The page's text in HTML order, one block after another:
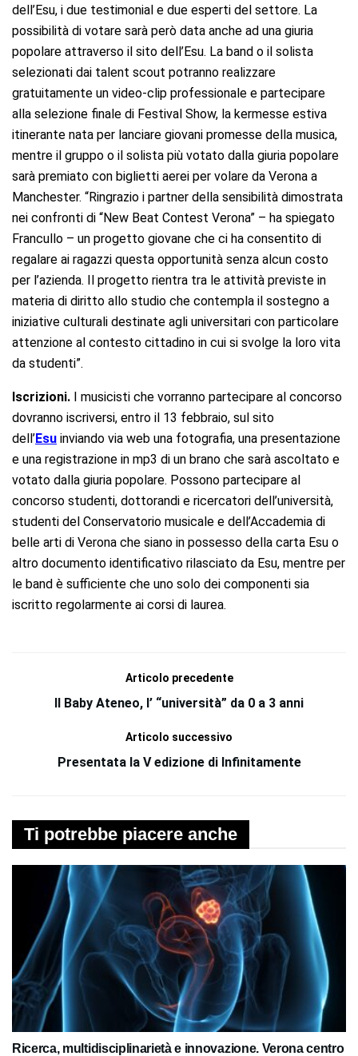
dell’Esu, i due testimonial e due esperti del settore. La
possibilità di votare sarà però data anche ad una giuria
popolare attraverso il sito dell’Esu. La band o il solista
selezionati dai talent scout potranno realizzare
gratuitamente un video-clip professionale e partecipare
alla selezione finale di Festival Show, la kermesse estiva
itinerante nata per lanciare giovani promesse della musica,
mentre il gruppo o il solista più votato dalla giuria popolare
sarà premiato con biglietti aerei per volare da Verona a
Manchester. “Ringrazio i partner della sensibilità dimostrata
nei confronti di “New Beat Contest Verona” – ha spiegato
Francullo – un progetto giovane che ci ha consentito di
regalare ai ragazzi questa opportunità senza alcun costo
per l’azienda. Il progetto rientra tra le attività previste in
materia di diritto allo studio che contempla il sostegno a
iniziative culturali destinate agli universitari con particolare
attenzione al contesto cittadino in cui si svolge la loro vita
da studenti”.
Iscrizioni. I musicisti che vorranno partecipare al concorso
dovranno iscriversi, entro il 13 febbraio, sul sito
dell’Esu inviando via web una fotografia, una presentazione
e una registrazione in mp3 di un brano che sarà ascoltato e
votato dalla giuria popolare. Possono partecipare al
concorso studenti, dottorandi e ricercatori dell’università,
studenti del Conservatorio musicale e dell’Accademia di
belle arti di Verona che siano in possesso della carta Esu o
altro documento identificativo rilasciato da Esu, mentre per
le band è sufficiente che uno solo dei componenti sia
iscritto regolarmente ai corsi di laurea.
Articolo precedente
Il Baby Ateneo, l’ “università” da 0 a 3 anni
Articolo successivo
Presentata la V edizione di Infinitamente
Ti potrebbe piacere anche
Ricerca, multidisciplinarietà e innovazione. Verona centro